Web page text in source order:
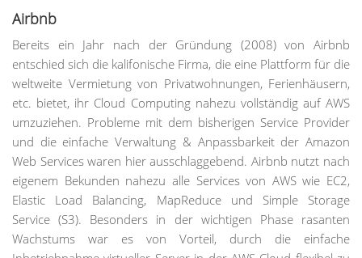
Airbnb
Bereits ein Jahr nach der Gründung (2008) von Airbnb
entschied sich die kalifonische Firma, die eine Plattform für die
weltweite Vermietung von Privatwohnungen, Ferienhäusern,
etc. bietet, ihr Cloud Computing nahezu vollständig auf AWS
umzuziehen. Probleme mit dem bisherigen Service Provider
und die einfache Verwaltung & Anpassbarkeit der Amazon
Web Services waren hier ausschlaggebend. Airbnb nutzt nach
eigenem Bekunden nahezu alle Services von AWS wie EC2,
Elastic Load Balancing, MapReduce und Simple Storage
Service (S3). Besonders in der wichtigen Phase rasanten
Wachstums war es von Vorteil, durch die einfache